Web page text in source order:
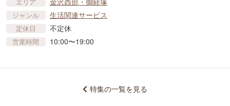
ジャンル 生活関連サービス
定休日 不定休
営業時間 10:00〜19:00
特集の一覧を見る